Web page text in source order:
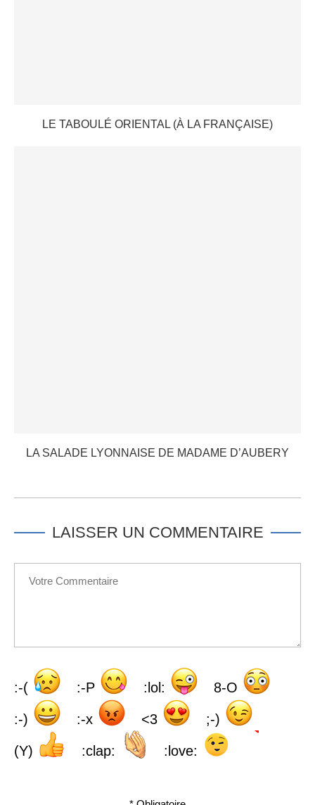
LE TABOULÉ ORIENTAL (À LA FRANÇAISE)
LA SALADE LYONNAISE DE MADAME D’AUBERY
LAISSER UN COMMENTAIRE
:-( :-P :lol: 8-O
:-) :-x <3 ;-)
(Y) :clap: :love: